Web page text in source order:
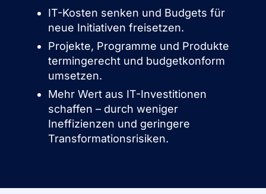
IT-Kosten senken und Budgets für
neue Initiativen freisetzen.
Projekte, Programme und Produkte
termingerecht und budgetkonform
umsetzen.
Mehr Wert aus IT-Investitionen
schaffen – durch weniger
Ineffizienzen und geringere
Transformationsrisiken.